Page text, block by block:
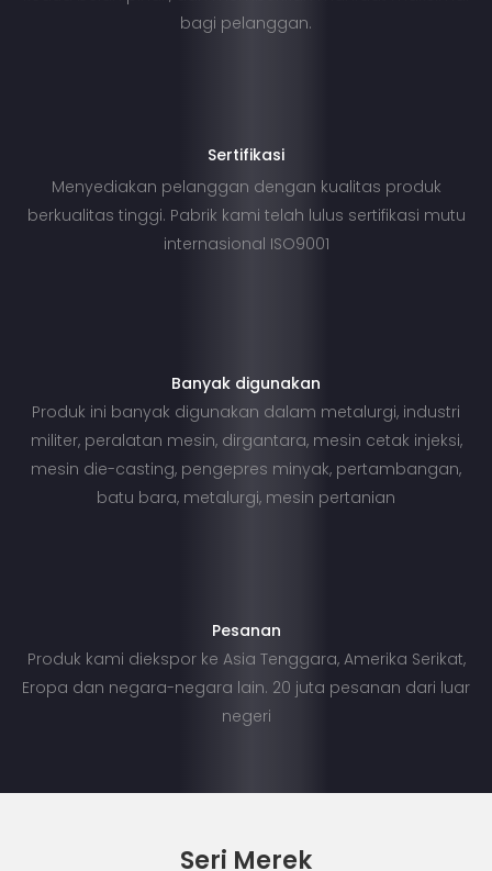
bagi pelanggan.
Sertifikasi
Menyediakan pelanggan dengan kualitas produk
berkualitas tinggi. Pabrik kami telah lulus sertifikasi mutu
internasional ISO9001
Banyak digunakan
Produk ini banyak digunakan dalam metalurgi, industri
militer, peralatan mesin, dirgantara, mesin cetak injeksi,
mesin die-casting, pengepres minyak, pertambangan,
batu bara, metalurgi, mesin pertanian
Pesanan
Produk kami diekspor ke Asia Tenggara, Amerika Serikat,
Eropa dan negara-negara lain. 20 juta pesanan dari luar
negeri
Seri Merek